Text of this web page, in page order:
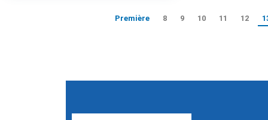
Première 8 9 10 11 12